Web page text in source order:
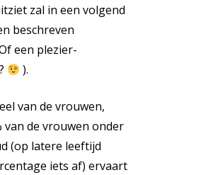
zal in een volgend
beschreven
een plezier-
).
van de vrouwen,
van de vrouwen onder
(op latere leeftijd
iets af) ervaart